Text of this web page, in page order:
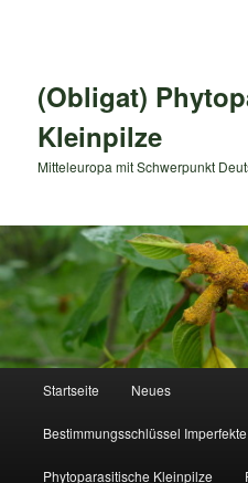
(Obligat)
Kleinpilze
Mitteleuropa mit Schwerpunkt
Startseite Neues
Bestimmungsschlüssel
Phytoparasitische Kleinpilze